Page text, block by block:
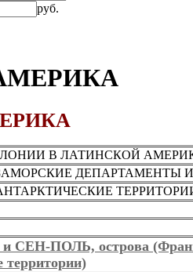
руб.
В ЛАТИНСКОЙ
ДЕПАРТАМЕНТЫ
ПОЛЬ, острова
территории)